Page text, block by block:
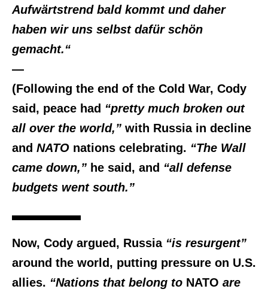
Aufwärtstrend bald kommt und daher
haben wir uns selbst dafür schön
gemacht.“
—
(Following the end of the Cold War, Cody
said, peace had “pretty much broken out
all over the world,” with Russia in decline
and NATO nations celebrating. “The Wall
came down,” he said, and “all defense
budgets went south.”
Now, Cody argued, Russia “is resurgent”
around the world, putting pressure on U.S.
allies. “Nations that belong to NATO are